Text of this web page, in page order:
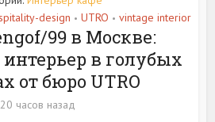
design • UTRO • vintage interior
99 в Москве:
в голубых
от бюро UTRO
20 часов назад